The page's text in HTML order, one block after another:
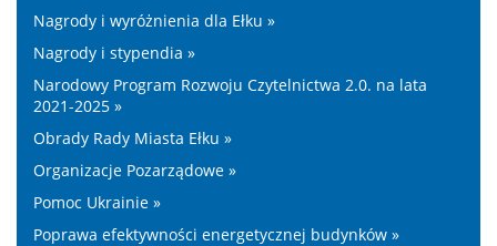
Nagrody i wyróżnienia dla Ełku »
Nagrody i stypendia »
Narodowy Program Rozwoju Czytelnictwa 2.0. na lata
2021-2025 »
Obrady Rady Miasta Ełku »
Organizacje Pozarządowe »
Pomoc Ukrainie »
Poprawa efektywności energetycznej budynków »